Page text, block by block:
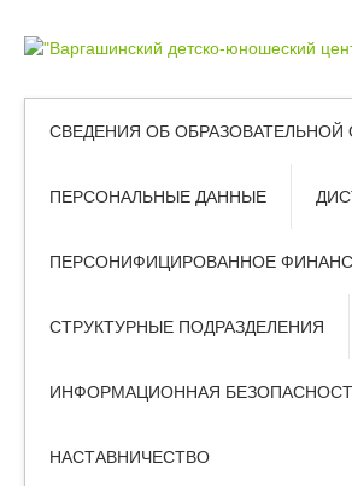
СВЕДЕНИЯ ОБ ОБРАЗОВАТЕЛЬНОЙ
ПЕРСОНАЛЬНЫЕ ДАННЫЕ
ПЕРСОНИФИЦИРОВАННОЕ
СТРУКТУРНЫЕ ПОДРАЗДЕЛЕНИЯ
ИНФОРМАЦИОННАЯ
НАСТАВНИЧЕСТВО